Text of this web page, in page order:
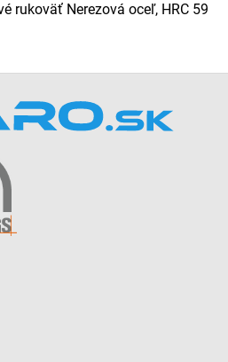
rukoväť Nerezová oceľ, HRC 59